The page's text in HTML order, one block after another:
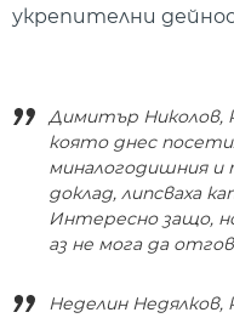
укрепителни
Димитър Николов,
която днес
миналогодишния и
доклад, липсваха
Интересно защо,
аз не мога да
Неделин Недялков,